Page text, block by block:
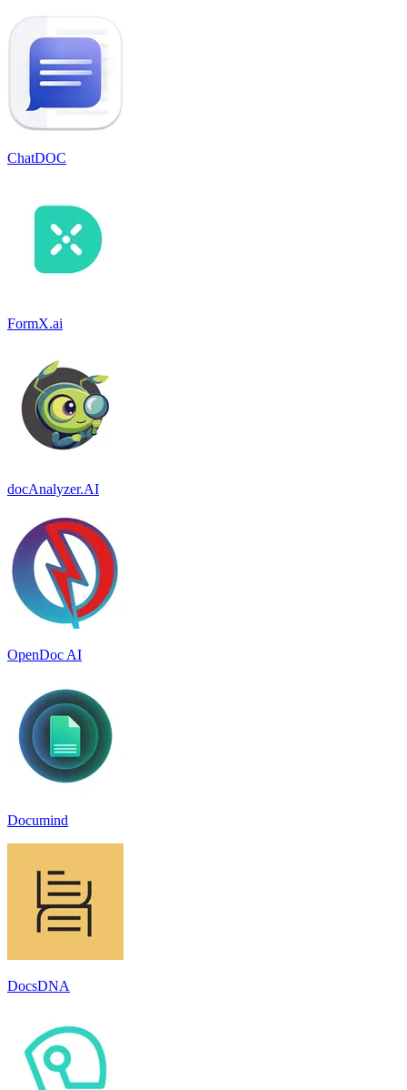
ChatDOC
FormX.ai
docAnalyzer.AI
OpenDoc AI
Documind
DocsDNA